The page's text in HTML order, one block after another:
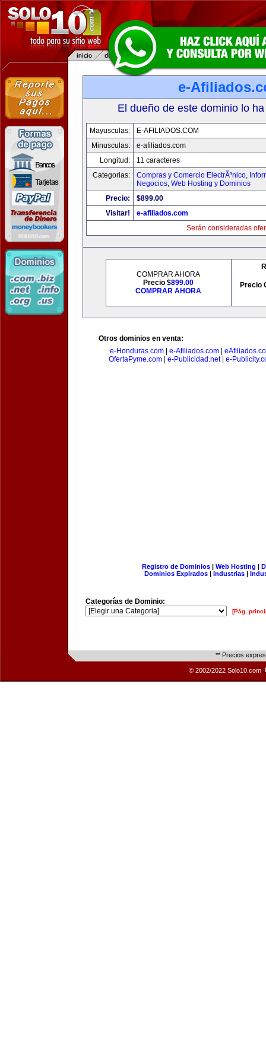
e-
El dueño de este dominio lo
Mayusculas:
E-AFILIADOS.COM
Minusculas:
e-afiliados.com
Longitud:
11 caracteres
Categorias:
Compras y Comercio ElectrÃ³nico,
Negocios, Web Hosting y Dominios
Precio:
$899.00
Visitar!
e-afiliados.com
Serán consideradas
COMPRAR AHORA
Precio $899.00
COMPRAR AHORA
Precio
Otros dominios en venta:
e-Honduras.com| e-Afiliados.com|
OfertaPyme.com| e-Publicidad.net| e-
Registro de Dominios| Web Hosting |
Dominios Expirados | Industrias |
Categorías de Dominio:
[Pág.
** Precios
© 2002/2022 Solo10.com